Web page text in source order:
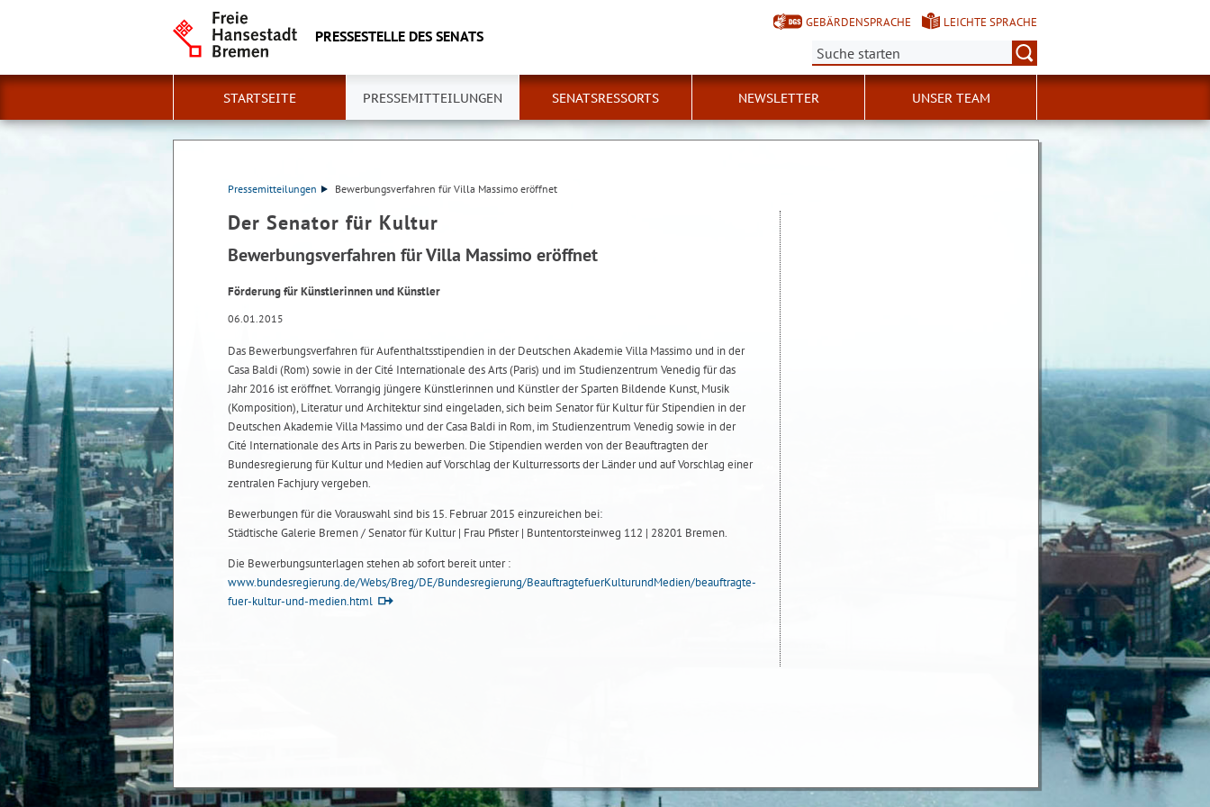
PRESSESTELLE DES SENATS
GEBÄRDENSPRACHE
LEICHTE SPRACHE
Suche:
STARTSEITE PRESSEMITTEILUNGEN SENATSRESSORTS NEWSLETTER UNSER TEAM
Pressemitteilungen Bewerbungsverfahren für Villa Massimo eröffnet
Der Senator für Kultur
Bewerbungsverfahren für Villa Massimo eröffnet
Förderung für Künstlerinnen und Künstler
06.01.2015
Das Bewerbungsverfahren für Aufenthaltsstipendien in der Deutschen Akademie Villa Massimo und in der
Casa Baldi (Rom) sowie in der Cité Internationale des Arts (Paris) und im Studienzentrum Venedig für das
Jahr 2016 ist eröffnet. Vorrangig jüngere Künstlerinnen und Künstler der Sparten Bildende Kunst, Musik
(Komposition), Literatur und Architektur sind eingeladen, sich beim Senator für Kultur für Stipendien in der
Deutschen Akademie Villa Massimo und der Casa Baldi in Rom, im Studienzentrum Venedig sowie in der
Cité Internationale des Arts in Paris zu bewerben. Die Stipendien werden von der Beauftragten der
Bundesregierung für Kultur und Medien auf Vorschlag der Kulturressorts der Länder und auf Vorschlag einer
zentralen Fachjury vergeben.
Bewerbungen für die Vorauswahl sind bis 15. Februar 2015 einzureichen bei:
Städtische Galerie Bremen / Senator für Kultur | Frau Pfister | Buntentorsteinweg 112 | 28201 Bremen.
Die Bewerbungsunterlagen stehen ab sofort bereit unter :
www.bundesregierung.de/Webs/Breg/DE/Bundesregierung/BeauftragtefuerKulturundMedien/beauftragte-
fuer-kultur-und-medien.html